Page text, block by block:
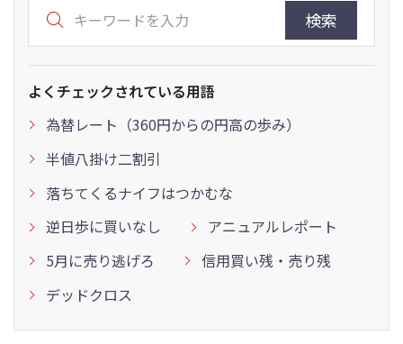
検索
よくチェックされている用語
為替レート（360円からの円高の歩み）
半値八掛け二割引
落ちてくるナイフはつかむな
逆日歩に買いなし
アニュアルレポート
5月に売り逃げろ
信用買い残・売り残
デッドクロス